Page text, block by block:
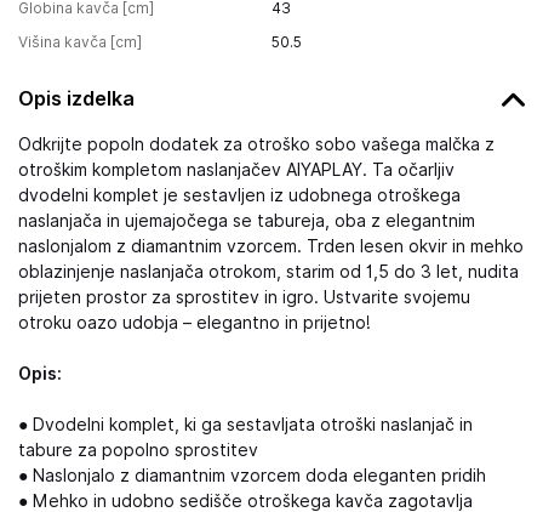
Globina kavča [cm]
43
Višina kavča [cm]
50.5
Opis izdelka
Odkrijte popoln dodatek za otroško sobo vašega malčka z
otroškim kompletom naslanjačev AIYAPLAY. Ta očarljiv
dvodelni komplet je sestavljen iz udobnega otroškega
naslanjača in ujemajočega se tabureja, oba z elegantnim
naslonjalom z diamantnim vzorcem. Trden lesen okvir in mehko
oblazinjenje naslanjača otrokom, starim od 1,5 do 3 let, nudita
prijeten prostor za sprostitev in igro. Ustvarite svojemu
otroku oazo udobja – elegantno in prijetno!
Opis:
● Dvodelni komplet, ki ga sestavljata otroški naslanjač in
tabure za popolno sprostitev
● Naslonjalo z diamantnim vzorcem doda eleganten pridih
● Mehko in udobno sedišče otroškega kavča zagotavlja